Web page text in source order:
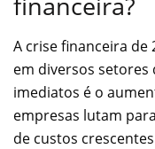
A crise financeira de
em diversos setores
imediatos é o
empresas lutam
de custos